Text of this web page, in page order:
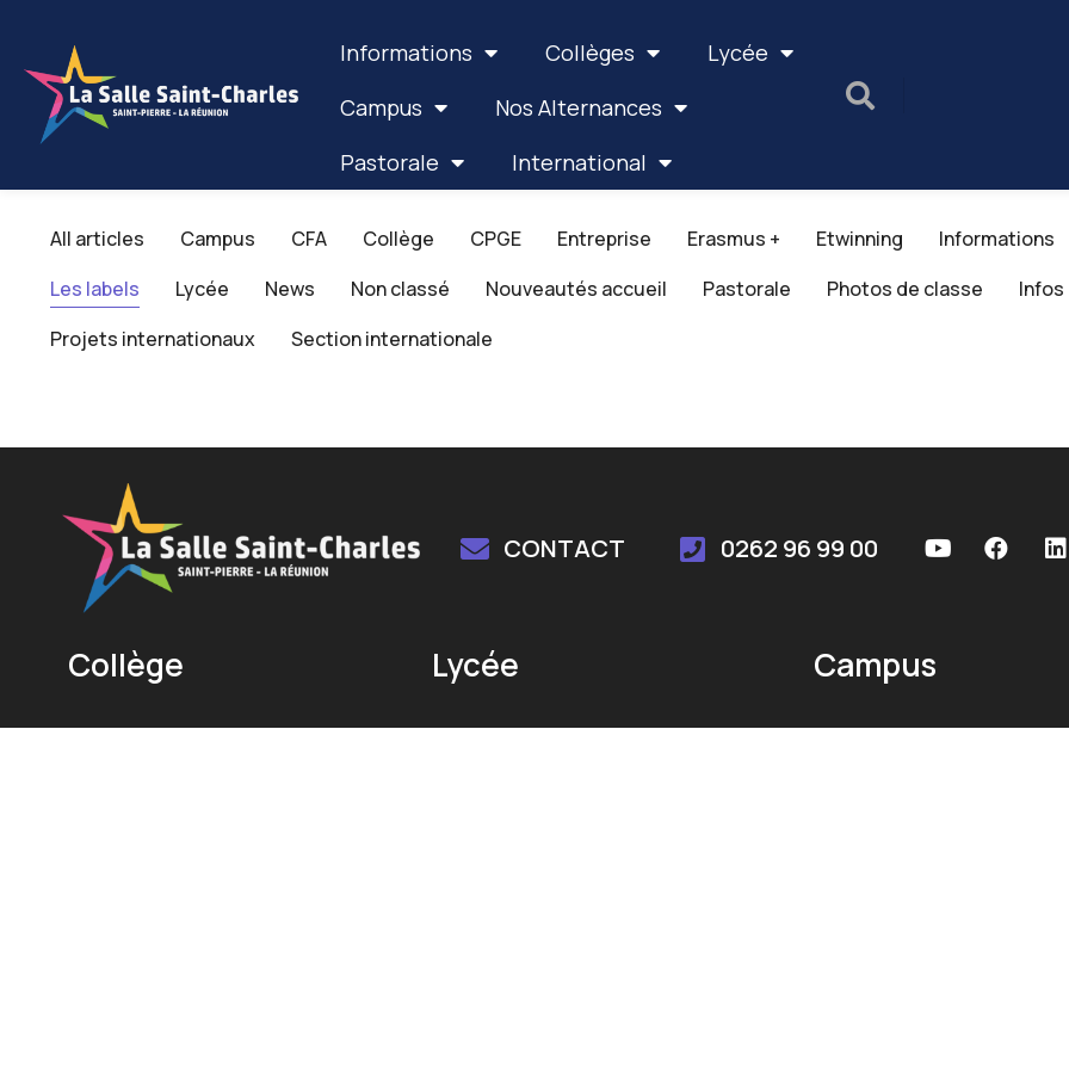
Informations Collèges
Lycée
Campus
Nos Alternances
Pastorale
International
All articles Campus CFA Collège CPGE Entreprise Erasmus + Etwinning
Informations
Les labels
Lycée News Non classé Nouveautés accueil Pastorale Photos de classe
Projets internationaux
Section internationale
CONTACT 0262 96 99 00
Collège Lycée Campus